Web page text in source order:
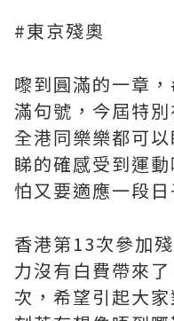
#東京殘奧
嚟到圓滿的一章
滿句號，今屆特
全港同樂樂都可
睇的確感受到運
怕又要適應一段日
香港第13次參加
力沒有白費帶來
次，希望引起大